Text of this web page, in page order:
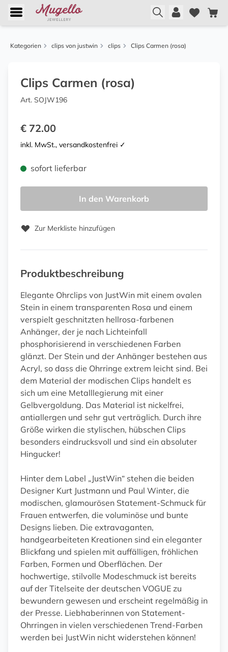
Kategorien clips von justwin clips Clips Carmen (rosa)
Clips Carmen (rosa)
Art. SOJW196
€ 72.00
inkl. MwSt., versandkostenfrei ✓
sofort lieferbar
In den Warenkorb
Zur Merkliste hinzufügen
Produktbeschreibung
Elegante Ohrclips von JustWin mit einem ovalen
Stein in einem transparenten Rosa und einem
verspielt geschnitzten hellrosa-farbenen
Anhänger, der je nach Lichteinfall
phosphorisierend in verschiedenen Farben
glänzt. Der Stein und der Anhänger bestehen aus
Acryl, so dass die Ohrringe extrem leicht sind. Bei
dem Material der modischen Clips handelt es
sich um eine Metalllegierung mit einer
Gelbvergoldung. Das Material ist nickelfrei,
antiallergen und sehr gut verträglich. Durch ihre
Größe wirken die stylischen, hübschen Clips
besonders eindrucksvoll und sind ein absoluter
Hingucker!
Hinter dem Label „JustWin“ stehen die beiden
Designer Kurt Justmann und Paul Winter, die
modischen, glamourösen Statement-Schmuck für
Frauen entwerfen, die voluminöse und bunte
Designs lieben. Die extravaganten,
handgearbeiteten Kreationen sind ein eleganter
Blickfang und spielen mit auffälligen, fröhlichen
Farben, Formen und Oberflächen. Der
hochwertige, stilvolle Modeschmuck ist bereits
auf der Titelseite der deutschen VOGUE zu
bewundern gewesen und erscheint regelmäßig in
der Presse. Liebhaberinnen von Statement-
Ohrringen in vielen verschiedenen Trend-Farben
werden bei JustWin nicht widerstehen können!